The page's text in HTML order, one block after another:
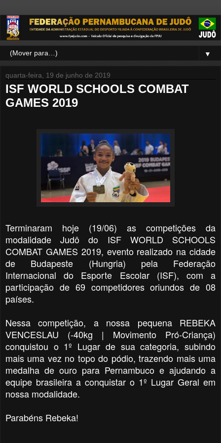
▼
quarta-feira, 19 de junho de 2019
ISF WORLD SCHOOLS COMBAT
GAMES 2019
Terminaram hoje (19/06) as competições da
modalidade Judô do ISF WORLD SCHOOLS
COMBAT GAMES 2019, evento realizado na cidade
de Budapeste (Hungria) pela Federação
Internacional do Esporte Escolar (ISF), com a
participação de 69 competidores oriundos de 08
países.
Nessa competição, a nossa pequena REBEKA
VENCESLAU (-40kg | Movimento Pró-Criança)
conquistou o 1º Lugar de sua categoria, subindo
mais uma vez no topo do pódio, trazendo mais uma
medalha de ouro para Pernambuco e ajudando a
equipe brasileira a conquistar o 1º Lugar Geral em
nossa modalidade.
Parabéns Rebeka!